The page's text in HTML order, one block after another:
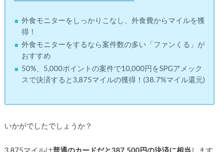
外食モニターをしっかりこなし、外食費からマイルを獲
得！
外食モニターをするなら案件数の多い「ファンくる」が
おすすめ
50%、5,000ポイントの案件で10,000円をSPGアメック
スで決済すると3,875マイルの獲得！(38.7%マイル還元)
いかがでしたでしょうか？